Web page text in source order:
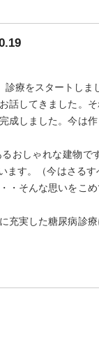
療をスタートし
話してきました。
成しました。今は
おしゃれな建物
ます。（今はさる
・そんな思いをこ
充実した糖尿病診